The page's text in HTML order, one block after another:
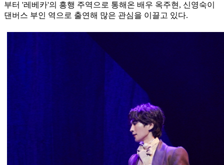
부터 '레베카'의 흥행 주역으로 통해온 배우 옥주현, 신영숙이
댄버스 부인 역으로 출연해 많은 관심을 이끌고 있다.